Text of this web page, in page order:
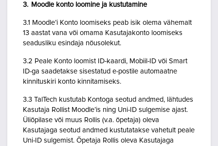
3. Moodle konto loomine ja kustutamine
3.1 Moodle’i Konto loomiseks peab isik olema vähemalt
13 aastat vana või omama Kasutajakonto loomiseks
seadusliku esindaja nõusolekut.
3.2 Peale Konto loomist ID-kaardi, Mobiil-ID või Smart
ID-ga saadetakse sisestatud e-postile automaatne
kinnituskiri konto kinnitamiseks.
3.3 TalTech kustutab Kontoga seotud andmed, lähtudes
Kasutaja Rollist Moodle’is ning Uni-ID sulgemise ajast.
Üliõpilase või muus Rollis (v.a. õpetaja) oleva
Kasutajaga seotud andmed kustutatakse vahetult peale
Uni-ID sulgemist. Õpetaja Rollis oleva Kasutajaga